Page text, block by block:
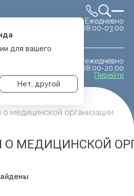
Ежедневно
08:00-03:00
ежедневно
08:00-20:00
Перейти
для вашего
Нет, другой
медицинской организации
МЕДИЦИНСКОЙ